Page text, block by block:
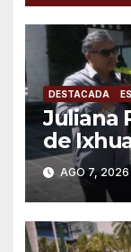
DESTACADA
Juliana
de
AGO 7, 2026